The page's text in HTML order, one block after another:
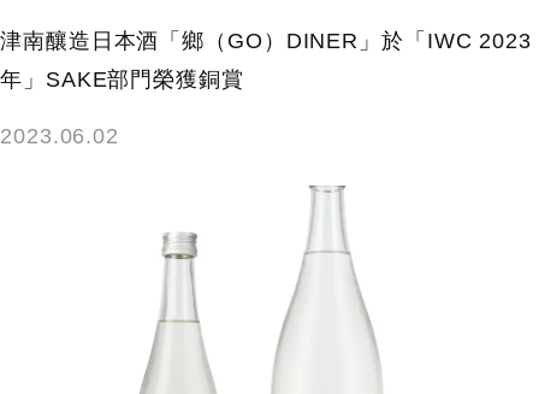
津南釀造日本酒「鄉（GO）DINER」於「IWC 2023
年」SAKE部門榮獲銅賞
2023.06.02